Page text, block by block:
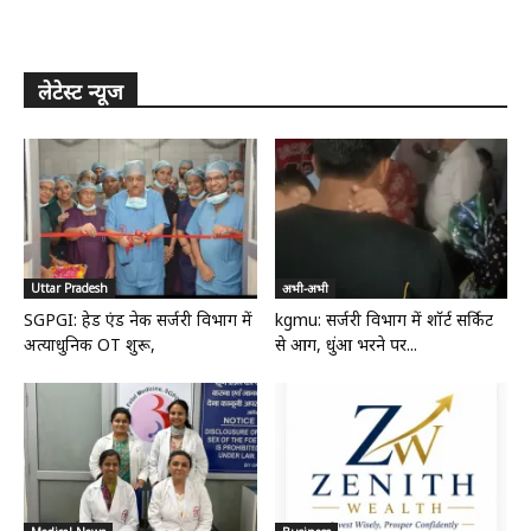
लेटेस्ट न्यूज
Uttar Pradesh
SGPGI: हेड एंड नेक सर्जरी विभाग में
अत्याधुनिक OT शुरू,
अभी-अभी
kgmu: सर्जरी विभाग में शॉर्ट सर्किट
से आग, धुंआ भरने पर...